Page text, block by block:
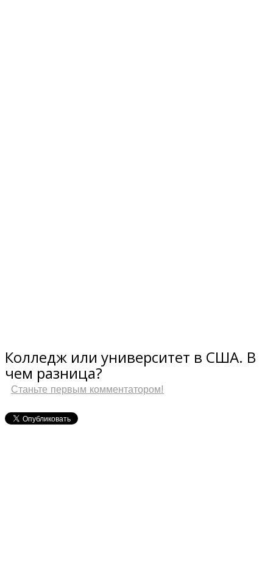
Колледж или университет в США. В
чем разница?
Станьте первым комментатором!